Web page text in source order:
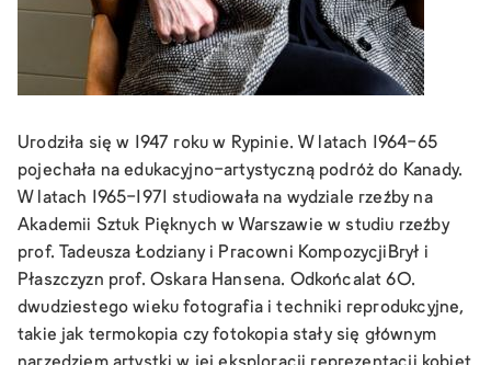
Urodziła się w 1947 roku w Rypinie. W latach 1964-65
pojechała na edukacyjno-artystyczną podróż do Kanady.
W latach 1965-1971 studiowała na wydziale rzeźby na
Akademii Sztuk Pięknych w Warszawie w studiu rzeźby
prof. Tadeusza Łodziany i Pracowni KompozycjiBrył i
Płaszczyzn prof. Oskara Hansena. Odkońcalat 60.
dwudziestego wieku fotografia i techniki reprodukcyjne,
takie jak termokopia czy fotokopia stały się głównym